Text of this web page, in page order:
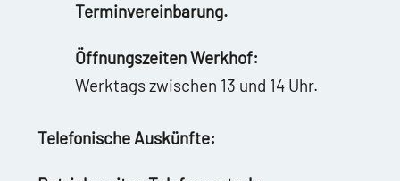
Terminvereinbarung.
Öffnungszeiten Werkhof:
Werktags zwischen 13 und 14 Uhr.
Telefonische Auskünfte: